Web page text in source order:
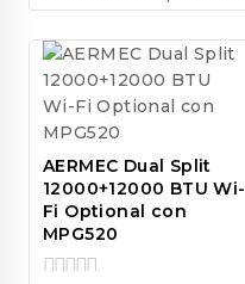
AERMEC Dual Split
12000+12000 BTU Wi-
Fi Optional con
MPG520